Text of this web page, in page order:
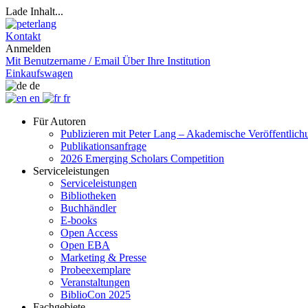
Lade Inhalt...
Kontakt
Anmelden
Mit Benutzername / Email Über Ihre Institution
Einkaufswagen
de
en
fr
Für Autoren
Publizieren mit Peter Lang – Akademische
Publikationsanfrage
2026 Emerging Scholars Competition
Serviceleistungen
Serviceleistungen
Bibliotheken
Buchhändler
E-books
Open Access
Open EBA
Marketing & Presse
Probeexemplare
Veranstaltungen
BiblioCon 2025